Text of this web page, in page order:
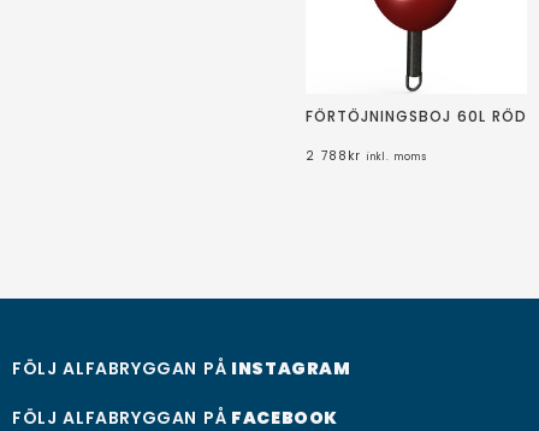
FÖRTÖJNINGSBOJ 60L RÖD
2 788 kr inkl. moms
FÖLJ ALFABRYGGAN PÅ INSTAGRAM
FÖLJ ALFABRYGGAN PÅ FACEBOOK